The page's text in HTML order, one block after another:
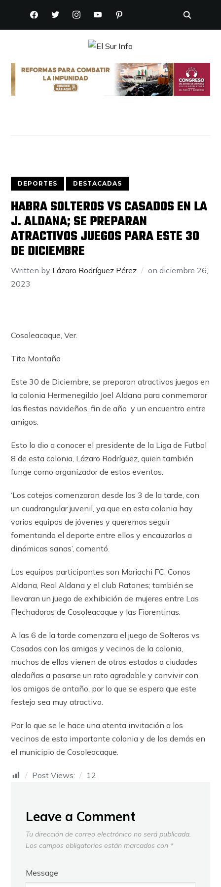
FACEBOOKTWITTERINSTAGRAMYOUTUBEPINTEREST
DEPORTES DESTACADAS
HABRA SOLTEROS VS CASADOS EN LA
J. ALDANA; SE PREPARAN
ATRACTIVOS JUEGOS PARA ESTE 30
DE DICIEMBRE
Written by Lázaro Rodríguez Pérez ondiciembre 26,
2023
Cosoleacaque, Ver.
Tito Montaño
Este 30 de Diciembre, se preparan atractivos juegos en
la colonia Hermenegildo Joel Aldana para conmemorar
las fiestas navideños, fin de año y un encuentro entre
amigos.
Esto lo dio a conocer el presidente de la Liga de Futbol
8 de esta colonia, Lázaro Rodríguez, quien también
funge como organizador de estos eventos.
‘Los cotejos comenzaran desde las 3 de la tarde, con
un cuadrangular juvenil, ya que en esta colonia hay
varios equipos de jóvenes y queremos seguir
fomentando el deporte entre ellos y encauzarlos a
dinámicas sanas’, comentó.
Los equipos participantes son Mariachi FC, Conos
Aldana, Real Aldana y el club Ratones; también se
llevaran un juego de exhibición de mujeres entre Las
Flechadoras de Cosoleacaque y las Fiorentinas.
A las 6 de la tarde comenzara el juego de Solteros vs
Casados con los amigos y vecinos de la colonia,
muchos de ellos vienen de otros estados o ciudades
aledañas a pasarse un rato agradable y convivir con
los amigos de antaño, por lo que se espera que este
festejo sea muy atractivo.
Por lo que se le hace una atenta invitación a los
vecinos de esta importante colonia y de las demás en
el municipio de Cosoleacaque.
Post Views: 12
Leave a Comment
Tu dirección de correo electrónico no será publicada.
Los campos obligatorios están marcados con *
Message